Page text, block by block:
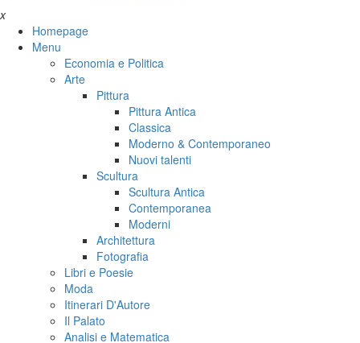
x
Homepage
Menu
Economia e Politica
Arte
Pittura
Pittura Antica
Classica
Moderno & Contemporaneo
Nuovi talenti
Scultura
Scultura Antica
Contemporanea
Moderni
Architettura
Fotografia
Libri e Poesie
Moda
Itinerari D'Autore
Il Palato
Analisi e Matematica